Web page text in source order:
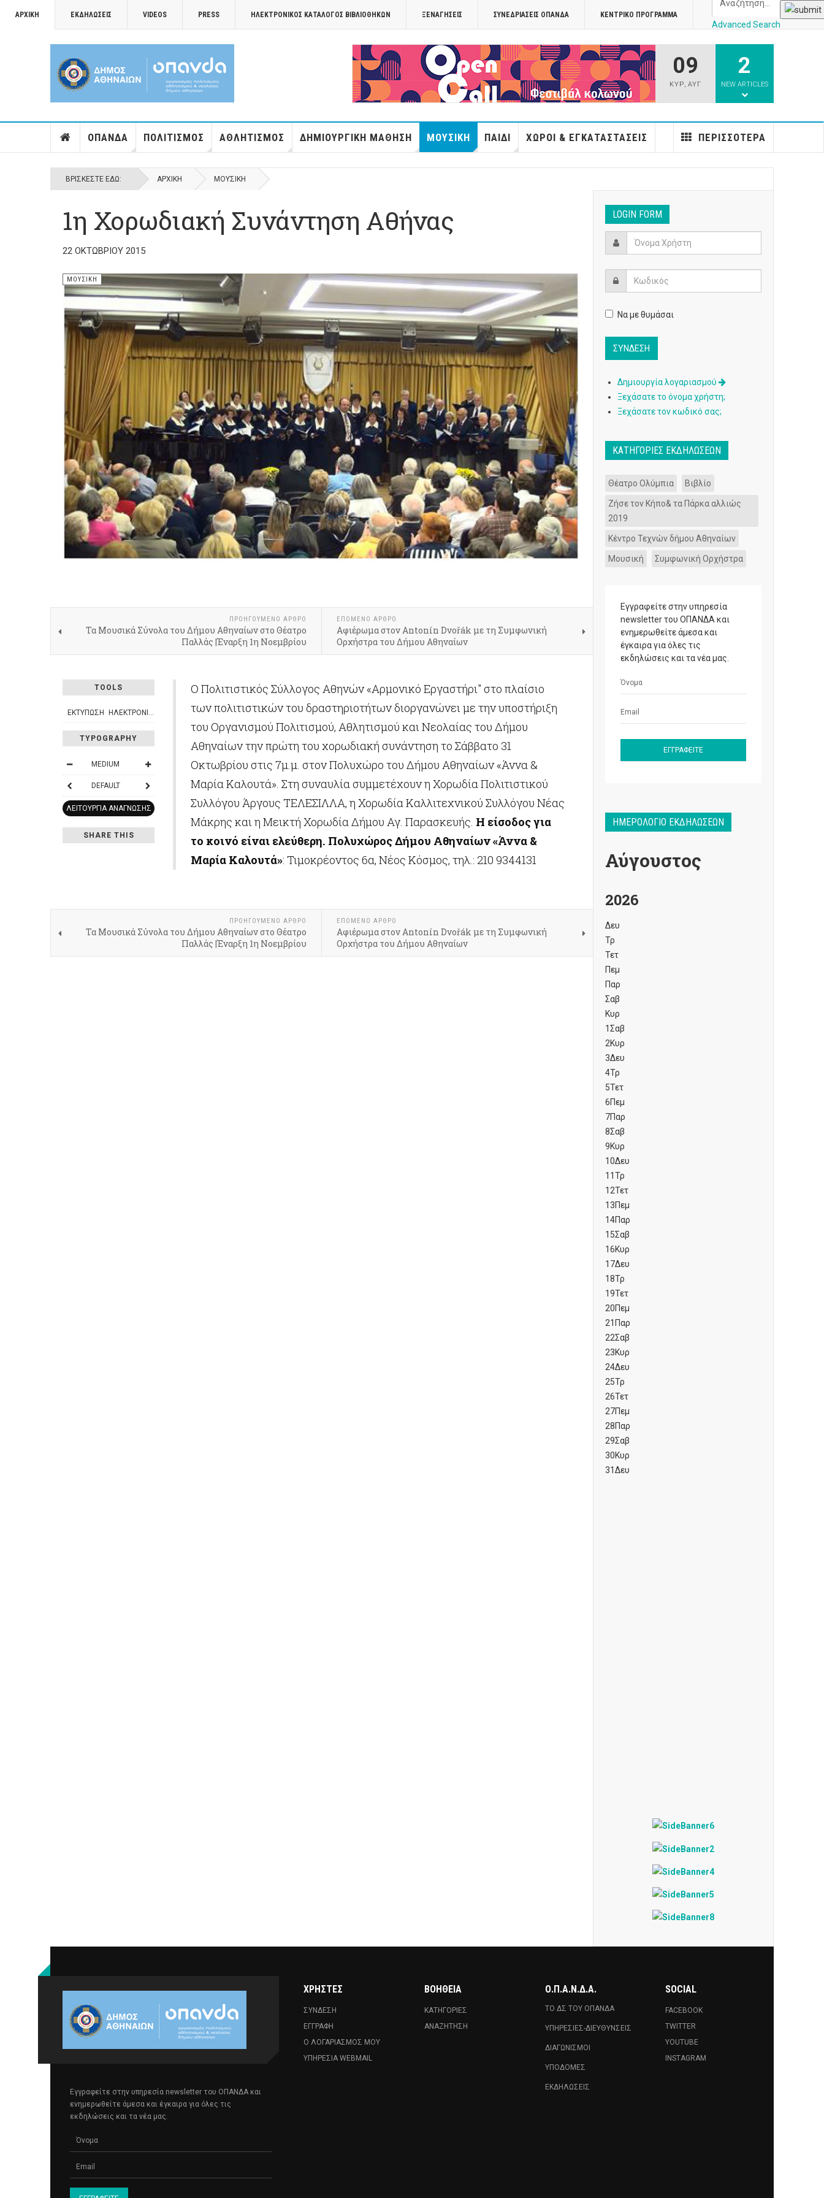
ΑΡΧΙΚΉ ΕΚΔΗΛΏΣΕΙΣ VIDEOS PRESS ΗΛΕΚΤΡΟΝΙΚΟΣ ΚΑΤΑΛΟΓΟΣ ΒΙΒΛΙΟΘΗΚΩΝ ΞΕΝΑΓΉΣΕΙΣ ΣΥΝΕΔΡΙΆΣΕΙΣ ΟΠΑΝΔΑ ΚΕΝΤΡΙΚΌ ΠΡΌΓΡΑΜΜΑ
Advanced Search
OPANDAcityofathens 09
ΚΥΡ, ΑΥΓ
2
NEW ARTICLES
ΟΠΑΝΔΑ ΠΟΛΙΤΙΣΜΌΣ ΑΘΛΗΤΙΣΜΌΣ ΔΗΜΙΟΥΡΓΙΚΉ ΜΆΘΗΣΗ ΜΟΥΣΙΚΉ ΠΑΙΔΊ ΧΏΡΟΙ & ΕΓΚΑΤΑΣΤΆΣΕΙΣ ΠΕΡΙΣΣΌΤΕΡΑ
ΒΡΊΣΚΕΣΤΕ ΕΔΏ: ΑΡΧΙΚΉ ΜΟΥΣΙΚΉ
1η Χορωδιακή Συνάντηση Αθήνας
22 ΟΚΤΩΒΡΊΟΥ 2015
ΜΟΥΣΙΚΉ
ΠΡΟΗΓΟΎΜΕΝΟ ΆΡΘΡΟ
Τα Μουσικά Σύνολα του Δήμου Αθηναίων στο Θέατρο
Παλλάς |Έναρξη 1η Νοεμβρίου
ΕΠΌΜΕΝΟ ΆΡΘΡΟ
Αφιέρωμα στον Antonín Dvořák με τη Συμφωνική
Ορχήστρα του Δήμου Αθηναίων
TOOLS
ΕΚΤΎΠΩΣΗ ΗΛΕΚΤΡΟΝΙΚΌ ΤΑΧΥΔΡΟΜΕΊΟ
TYPOGRAPHY
MEDIUM
DEFAULT
ΛΕΙΤΟΥΡΓΊΑ ΑΝΆΓΝΩΣΗΣ
SHARE THIS
Ο Πολιτιστικός Σύλλογος Αθηνών «Αρμονικό Εργαστήρι" στο πλαίσιο
των πολιτιστικών του δραστηριοτήτων διοργανώνει με την υποστήριξη
του Οργανισμού Πολιτισμού, Αθλητισμού και Νεολαίας του Δήμου
Αθηναίων την πρώτη του χορωδιακή συνάντηση το Σάββατο 31
Οκτωβρίου στις 7μ.μ. στον Πολυχώρο του Δήμου Αθηναίων «Άννα &
Μαρία Καλουτά». Στη συναυλία συμμετέχουν η Χορωδία Πολιτιστικού
Συλλόγου Άργους ΤΕΛΕΣΙΛΛΑ, η Χορωδία Καλλιτεχνικού Συλλόγου Νέας
Μάκρης και η Μεικτή Χορωδία Δήμου Αγ. Παρασκευής. Η είσοδος για
το κοινό είναι ελεύθερη. Πολυχώρος Δήμου Αθηναίων «Άννα &
Μαρία Καλουτά»: Τιμοκρέοντος 6α, Νέος Κόσμος, τηλ.: 210 9344131
ΠΡΟΗΓΟΎΜΕΝΟ ΆΡΘΡΟ
Τα Μουσικά Σύνολα του Δήμου Αθηναίων στο Θέατρο
Παλλάς |Έναρξη 1η Νοεμβρίου
ΕΠΌΜΕΝΟ ΆΡΘΡΟ
Αφιέρωμα στον Antonín Dvořák με τη Συμφωνική
Ορχήστρα του Δήμου Αθηναίων
LOGIN FORM
Να με θυμάσαι
Δημιουργία λογαριασμού
Ξεχάσατε το όνομα χρήστη;
Ξεχάσατε τον κωδικό σας;
ΚΑΤΗΓΟΡΊΕΣ ΕΚΔΗΛΏΣΕΩΝ
Θέατρο Ολύμπια Βιβλίο
Ζήσε τον Κήπο& τα Πάρκα αλλιώς
2019
Κέντρο Τεχνών δήμου Αθηναίων
Μουσική Συμφωνική Ορχήστρα
Εγγραφείτε στην υπηρεσία
newsletter του ΟΠΑΝΔΑ και
ενημερωθείτε άμεσα και
έγκαιρα για όλες τις
εκδηλώσεις και τα νέα μας.
ΗΜΕΡΟΛΌΓΙΟ ΕΚΔΗΛΏΣΕΩΝ
Αύγουστος
2026
Δευ
Τρ
Τετ
Πεμ
Παρ
Σαβ
Κυρ
1Σαβ
2Κυρ
3Δευ
4Τρ
5Τετ
6Πεμ
7Παρ
8Σαβ
9Κυρ
10Δευ
11Τρ
12Τετ
13Πεμ
14Παρ
15Σαβ
16Κυρ
17Δευ
18Τρ
19Τετ
20Πεμ
21 Παρ
22Σαβ
23Κυρ
24Δευ
25Τρ
26Τετ
27Πεμ
28Παρ
29Σαβ
30Κυρ
31Δευ
Εγγραφείτε στην υπηρεσία newsletter του ΟΠΑΝΔΑ και
ενημερωθείτε άμεσα και έγκαιρα για όλες τις
εκδηλώσεις και τα νέα μας.
ΧΡΉΣΤΕΣ
ΣΎΝΔΕΣΗ
ΕΓΓΡΑΦΉ
Ο ΛΟΓΑΡΙΑΣΜΌΣ ΜΟΥ
ΥΠΗΡΕΣΊΑ WEBMAIL
ΒΟΉΘΕΙΑ
ΚΑΤΗΓΟΡΊΕΣ
ΑΝΑΖΉΤΗΣΗ
Ο.Π.Α.Ν.Δ.Α.
ΤΟ ΔΣ ΤΟΥ ΟΠΑΝΔΑ
ΥΠΗΡΕΣΊΕΣ-ΔΙΕΥΘΎΝΣΕΙΣ
ΔΙΑΓΩΝΙΣΜΟΊ
ΥΠΟΔΟΜΈΣ
ΕΚΔΗΛΏΣΕΙΣ
SOCIAL
FACEBOOK
TWITTER
YOUTUBE
INSTAGRAM